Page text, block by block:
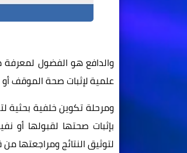
والدافع هو الفضول لمعرفة
علمية لإثبات صحة الموقف أو
ومرحلة تكوين خلفية بحثية
بإثبات صحتها لقبولها أو
لتوثيق النتائج ومراجعتها من